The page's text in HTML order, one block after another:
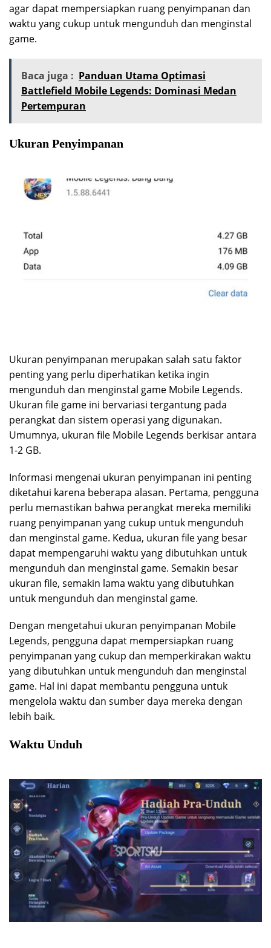
agar dapat mempersiapkan ruang penyimpanan dan
waktu yang cukup untuk mengunduh dan menginstal
game.
Baca juga : Panduan Utama Optimasi
Battlefield Mobile Legends: Dominasi Medan
Pertempuran
Ukuran Penyimpanan
Ukuran penyimpanan merupakan salah satu faktor
penting yang perlu diperhatikan ketika ingin
mengunduh dan menginstal game Mobile Legends.
Ukuran file game ini bervariasi tergantung pada
perangkat dan sistem operasi yang digunakan.
Umumnya, ukuran file Mobile Legends berkisar antara
1-2 GB.
Informasi mengenai ukuran penyimpanan ini penting
diketahui karena beberapa alasan. Pertama, pengguna
perlu memastikan bahwa perangkat mereka memiliki
ruang penyimpanan yang cukup untuk mengunduh
dan menginstal game. Kedua, ukuran file yang besar
dapat mempengaruhi waktu yang dibutuhkan untuk
mengunduh dan menginstal game. Semakin besar
ukuran file, semakin lama waktu yang dibutuhkan
untuk mengunduh dan menginstal game.
Dengan mengetahui ukuran penyimpanan Mobile
Legends, pengguna dapat mempersiapkan ruang
penyimpanan yang cukup dan memperkirakan waktu
yang dibutuhkan untuk mengunduh dan menginstal
game. Hal ini dapat membantu pengguna untuk
mengelola waktu dan sumber daya mereka dengan
lebih baik.
Waktu Unduh